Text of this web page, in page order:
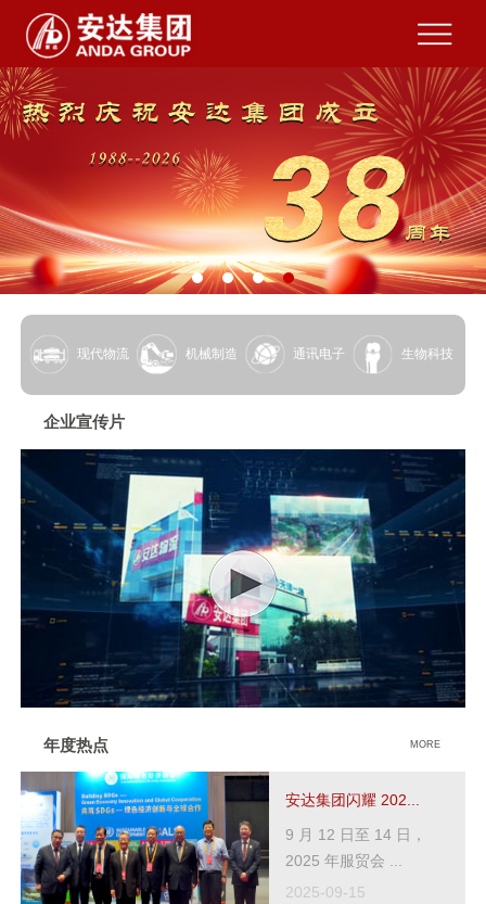
现代物流 机械制造 通讯电子 生物科技
企业宣传片
年度热点 MORE
安达集团闪耀 202...
9 月 12 日至 14 日，
2025 年服贸会 ...
2025-09-15